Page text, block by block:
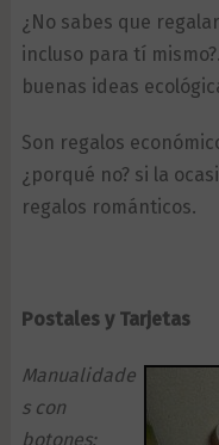
¿No sabes que
incluso para tí
buenas ideas
Son regalos
¿porqué no? si la
regalos románticos.
Postales y Tarjetas
Manualidade
s con
botones: